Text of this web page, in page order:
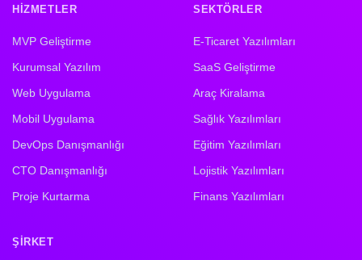
HIZMETLER
MVP Geliştirme
Kurumsal Yazılım
Web Uygulama
Mobil Uygulama
DevOps Danışmanlığı
CTO Danışmanlığı
Proje Kurtarma
SEKTÖRLER
E-Ticaret Yazılımları
SaaS Geliştirme
Araç Kiralama
Sağlık Yazılımları
Eğitim Yazılımları
Lojistik Yazılımları
Finans Yazılımları
ŞIRKET